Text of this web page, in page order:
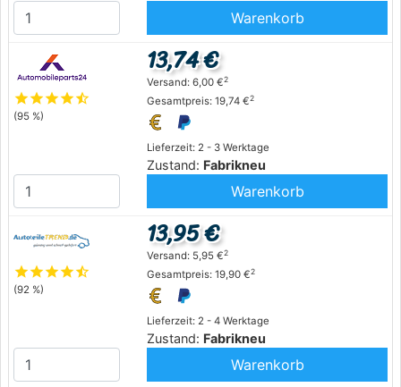
Warenkorb
starstarstarstarstar_half
(95 %)
Lieferzeit: 2 - 3 Werktage
Zustand: Fabrikneu
13,74 €
Versand: 6,00 €2
Gesamtpreis: 19,74 €2
Warenkorb
starstarstarstarstar_half
(92 %)
Lieferzeit: 2 - 4 Werktage
Zustand: Fabrikneu
13,95 €
Versand: 5,95 €2
Gesamtpreis: 19,90 €2
Warenkorb